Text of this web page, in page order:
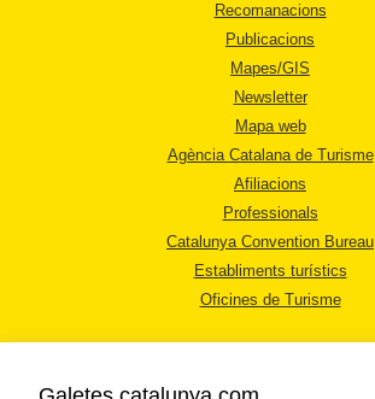
Recomanacions
Publicacions
Mapes/GIS
Newsletter
Mapa web
Agència Catalana de Turisme
Afiliacions
Professionals
Catalunya Convention Bureau
Establiments turístics
Oficines de Turisme